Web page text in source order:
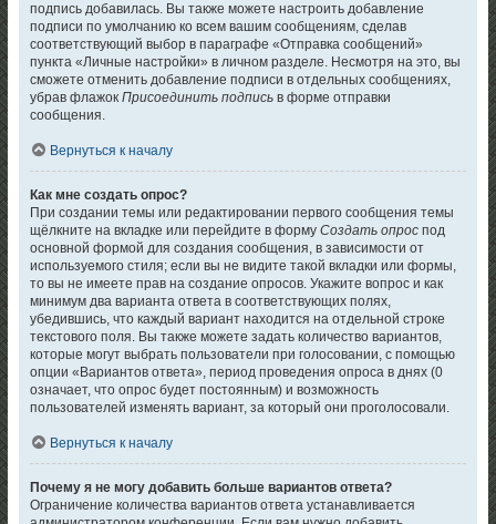
подпись добавилась. Вы также можете настроить добавление
подписи по умолчанию ко всем вашим сообщениям, сделав
соответствующий выбор в параграфе «Отправка сообщений»
пункта «Личные настройки» в личном разделе. Несмотря на это, вы
сможете отменить добавление подписи в отдельных сообщениях,
убрав флажокПрисоединить подпись в форме отправки
сообщения.
Вернуться к началу
Как мне создать опрос?
При создании темы или редактировании первого сообщения темы
щёлкните на вкладке или перейдите в формуСоздать опрос под
основной формой для создания сообщения, в зависимости от
используемого стиля; если вы не видите такой вкладки или формы,
то вы не имеете прав на создание опросов. Укажите вопрос и как
минимум два варианта ответа в соответствующих полях,
убедившись, что каждый вариант находится на отдельной строке
текстового поля. Вы также можете задать количество вариантов,
которые могут выбрать пользователи при голосовании, с помощью
опции «Вариантов ответа», период проведения опроса в днях (0
означает, что опрос будет постоянным) и возможность
пользователей изменять вариант, за который они проголосовали.
Вернуться к началу
Почему я не могу добавить больше вариантов ответа?
Ограничение количества вариантов ответа устанавливается